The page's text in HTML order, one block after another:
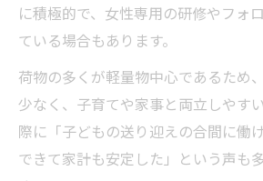
に積極的で、女性専用の研修やフォ
ている場合もあります。
荷物の多くが軽量物中心であるため
少なく、子育てや家事と両立しやす
際に「子どもの送り迎えの合間に働
できて家計も安定した」という声も